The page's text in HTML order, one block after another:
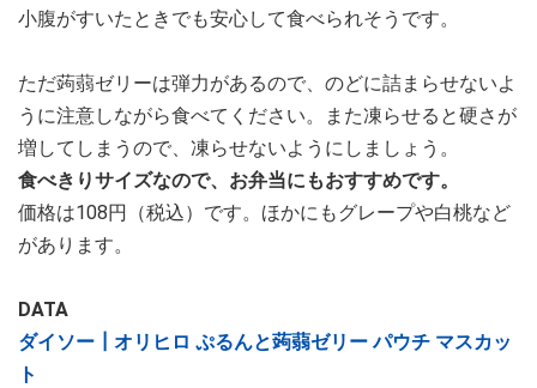
小腹がすいたときでも安心して食べられそうです。
ただ蒟蒻ゼリーは弾力があるので、のどに詰まらせないよ
うに注意しながら食べてください。また凍らせると硬さが
増してしまうので、凍らせないようにしましょう。
食べきりサイズなので、お弁当にもおすすめです。
価格は108円（税込）です。ほかにもグレープや白桃など
があります。
DATA
ダイソー┃オリヒロ ぷるんと蒟蒻ゼリー パウチ マスカッ
ト